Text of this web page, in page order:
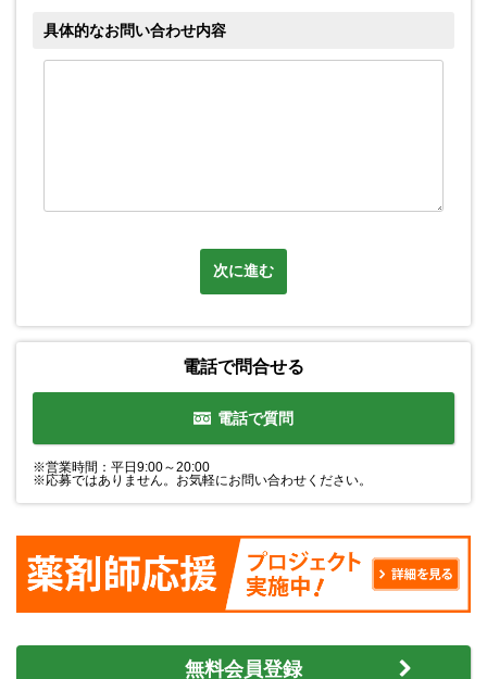
具体的なお問い合わせ内容
次に進む
電話で問合せる
電話で質問
※営業時間：平日9:00～20:00
※応募ではありません。お気軽にお問い合わせください。
無料会員登録